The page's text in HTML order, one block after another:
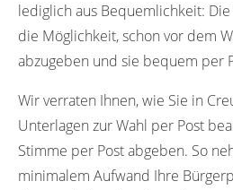
lediglich aus Bequemlichkeit:
die Möglichkeit, schon vor dem
abzugeben und sie bequem per
Wir verraten Ihnen, wie Sie in
Unterlagen zur Wahl per Post
Stimme per Post abgeben. So
minimalem Aufwand Ihre